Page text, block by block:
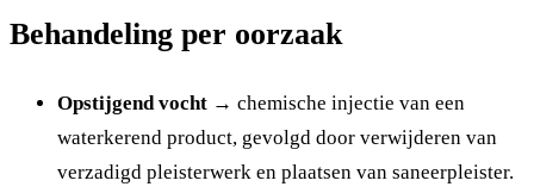
Behandeling per oorzaak
Opstijgend vocht → chemische injectie van een
waterkerend product, gevolgd door verwijderen van
verzadigd pleisterwerk en plaatsen van saneerpleister.